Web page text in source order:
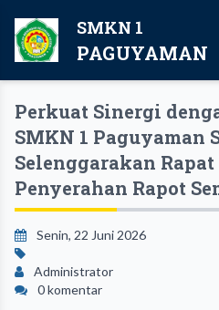
SMKN 1
PAGUYAMAN
Perkuat Sinergi
SMKN 1 Paguyaman
Selenggarakan
Penyerahan Rapot
Senin, 22 Juni 2026
Administrator
0 komentar